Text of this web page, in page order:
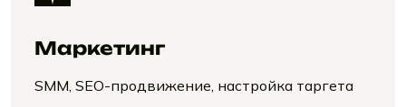
Маркетинг
SMM, SEO-продвижение, настройка таргета